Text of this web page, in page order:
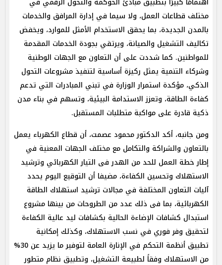
مختلف قطاعات العمل، ولا سيما في إدارة المرافق والخدمات
بالمدن الجديدة، بما يحقق الاستخدام الأمثل للموارد، ويخفض
تكاليف التشغيل والصيانة، ويرتقي بجودة الخدمات المقدمة
للمواطنين. كما شددت على أن التعاون مع الجهات الوطنية
وشركاء التنمية يمثل ركيزة أساسية لتنفيذ مشروعات التحول
الذكي، مؤكدة استمرار الوزارة في تبني المبادرات التي تدعم
كفاءة الطاقة، وتعزز الاستدامة البيئية، وتسهم في بناء مدن
ذكية قادرة على مواكبة متطلبات المستقبل.
ومن جانبه، أكد الدكتور محمود عصمت، أن قطاع الكهرباء يعمل
بالتعاون والشراكة والتكامل مع مختلف الجهات المعنية في
إطار خطة العمل للحد من الهدر فى التيار الكهربائي وترشيد
الاستهلاك وتحسين الكفاءة، مضيفا أن التوقيع اليوم يحدد
آليات التعاون المختلفة في مجالات ترشيد استهلاك الطاقة
الكهربائية، بما فى ذلك عدد من الطروحات من بينها مشروع
استبدال كشافات الإضاءة الحالية بكشافات ليد عالية الكفاءة
لتحقيق وفر فوري في نسب الاستهلاك، وكذلك إمكانية
تطبيق أنظمة التحكم في الإنارة العامة لتوفير ما يزيد عن 30%
من الاستهلاك وفقاً لطبيعة التشغيل، وتطبيق نظام متطور